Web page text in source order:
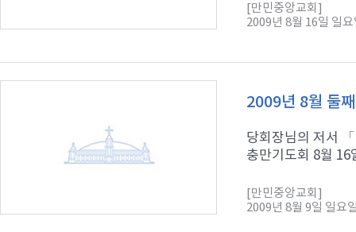
[만민중앙교회]
2009년 8월 16일 일요
2009년 8월 둘
당회장님의 저서
충만기도회 8월 16
[만민중앙교회]
2009년 8월 9일 일요